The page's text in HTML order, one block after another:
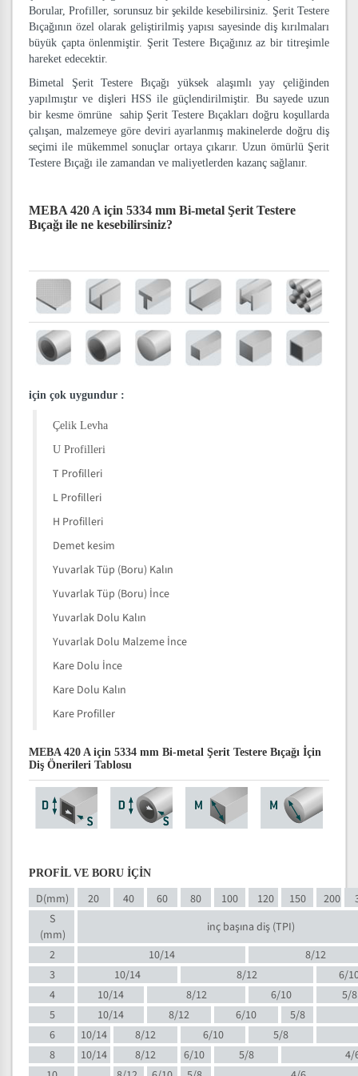
Borular, Profiller, sorunsuz bir şekilde kesebilirsiniz. Şerit Testere
Bıçağının özel olarak geliştirilmiş yapısı sayesinde diş kırılmaları
büyük çapta önlenmiştir. Şerit Testere Bıçağınız az bir titreşimle
hareket edecektir.
Bimetal Şerit Testere Bıçağı yüksek alaşımlı yay çeliğinden
yapılmıştır ve dişleri HSS ile güçlendirilmiştir. Bu sayede uzun
bir kesme ömrüne sahip Şerit Testere Bıçakları doğru koşullarda
çalışan, malzemeye göre deviri ayarlanmış makinelerde doğru diş
seçimi ile mükemmel sonuçlar ortaya çıkarır. Uzun ömürlü Şerit
Testere Bıçağı ile zamandan ve maliyetlerden kazanç sağlanır.
MEBA 420 A için 5334 mm Bi-metal Şerit Testere
Bıçağı ile ne kesebilirsiniz?
için çok uygundur :
Çelik Levha
U Profilleri
T Profilleri
L Profilleri
H Profilleri
Demet kesim
Yuvarlak Tüp (Boru) Kalın
Yuvarlak Tüp (Boru) İnce
Yuvarlak Dolu Kalın
Yuvarlak Dolu Malzeme İnce
Kare Dolu İnce
Kare Dolu Kalın
Kare Profiller
MEBA 420 A için 5334 mm Bi-metal Şerit Testere Bıçağı İçin
Diş Önerileri Tablosu
PROFİL VE BORU İÇİN
D(mm) 20 40 60 80 100 120 150 200
S
(mm)
inç başına diş (TPI)
2
10/14
8/12
3
10/14 8/12
6/
4
10/14 8/12 6/10
5/8
5
10/14 8/12 6/10
5/8
6
10/14 8/12 6/10
5/8
8
10/14 8/12 6/10 5/8
4/